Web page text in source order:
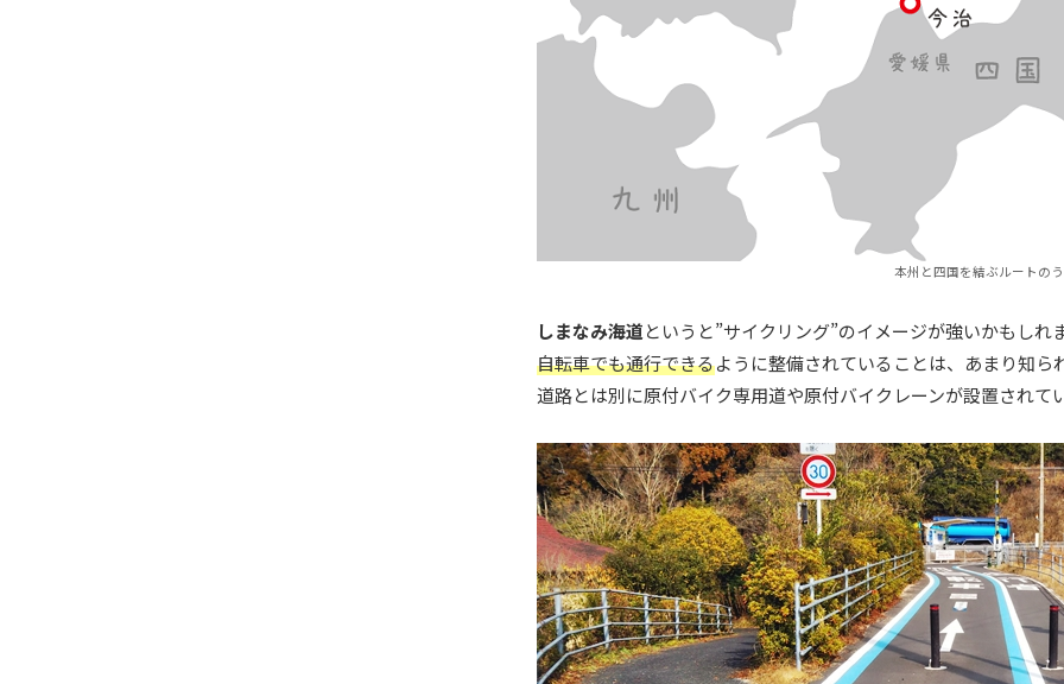
本州と四国を結ぶルートの
しまなみ海道というと”サイクリング”のイメージが強いかもしれ
自転車でも通行できるように整備されていることは、あまり知
道路とは別に原付バイク専用道や原付バイクレーンが設置されて